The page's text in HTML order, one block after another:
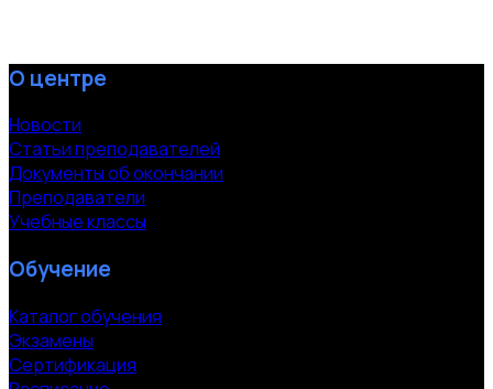
О центре
Новости
Статьи преподавателей
Документы об окончании
Преподаватели
Учебные классы
Обучение
Каталог обучения
Экзамены
Сертификация